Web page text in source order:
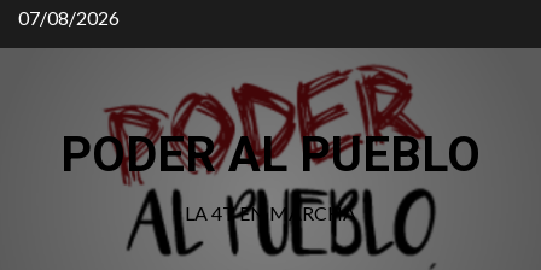
Saltar
al
07/08/2026
PODER AL PUEBLO
LA 4T EN MARCHA